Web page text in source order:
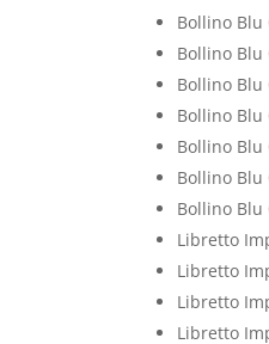
Bollino Blu
Bollino Blu
Bollino Blu
Bollino Blu
Bollino Blu
Bollino Blu
Bollino Blu
Libretto
Libretto
Libretto
Libretto